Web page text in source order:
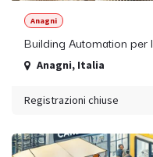
Anagni
Building Automation per
Anagni, Italia
Registrazioni chiuse